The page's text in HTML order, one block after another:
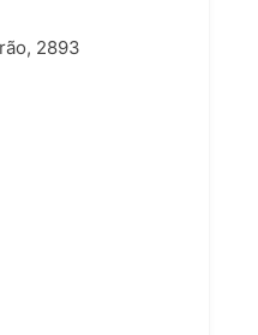
2893